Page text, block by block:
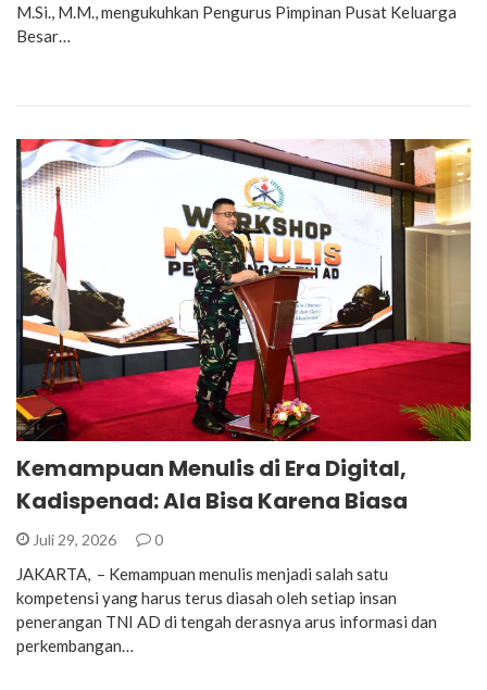
M.Si., M.M., mengukuhkan Pengurus Pimpinan Pusat Keluarga
Besar…
Kemampuan Menulis di Era Digital,
Kadispenad: Ala Bisa Karena Biasa
Juli 29, 2026 0
JAKARTA, – Kemampuan menulis menjadi salah satu
kompetensi yang harus terus diasah oleh setiap insan
penerangan TNI AD di tengah derasnya arus informasi dan
perkembangan…